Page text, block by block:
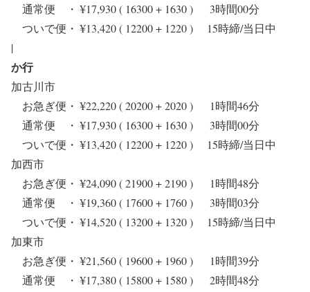
通常便 ・ ¥17,930 ( 16300 + 1630 ) 3時間00分
ついで便・ ¥13,420 ( 12200 + 1220 ) 15時締/当日中
|
か行
加古川市
お急ぎ便・ ¥22,220 ( 20200 + 2020 ) 1時間46分
通常便 ・ ¥17,930 ( 16300 + 1630 ) 3時間00分
ついで便・ ¥13,420 ( 12200 + 1220 ) 15時締/当日中
加西市
お急ぎ便・ ¥24,090 ( 21900 + 2190 ) 1時間48分
通常便 ・ ¥19,360 ( 17600 + 1760 ) 3時間03分
ついで便・ ¥14,520 ( 13200 + 1320 ) 15時締/当日中
加東市
お急ぎ便・ ¥21,560 ( 19600 + 1960 ) 1時間39分
通常便 ・ ¥17,380 ( 15800 + 1580 ) 2時間48分